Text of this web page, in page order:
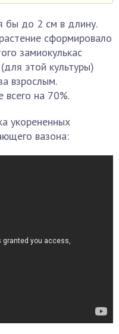
бы до 2 см в длину.
сформировало
замиокулькас
этой культуры)
взрослым.
всего на 70%.
укорененных
вазона: